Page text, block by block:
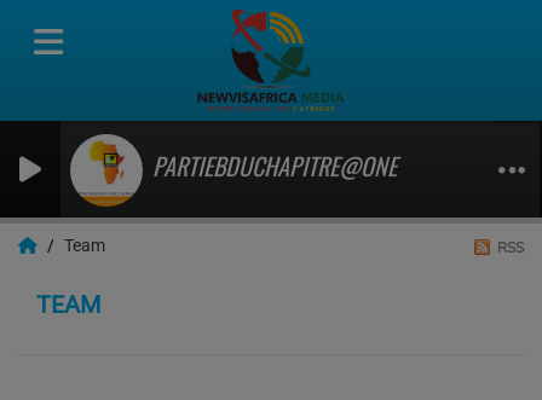
PARTIEBDUCHAPITRE@ONE
Team
TEAM
RSS